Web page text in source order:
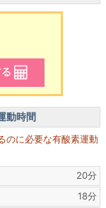
動時間
のに必要な有酸素運動
20分
18分